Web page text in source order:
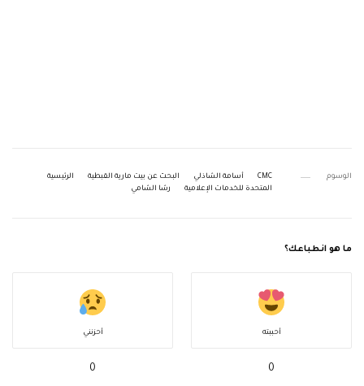
الوسوم CMC أسامة الشاذلي البحث عن بيت مارية القبطية
الرئيسية
المتحدة للخدمات الإعلامية
رشا الشامي
ما هو انطباعك؟
أحببته
0
أحزنني
0